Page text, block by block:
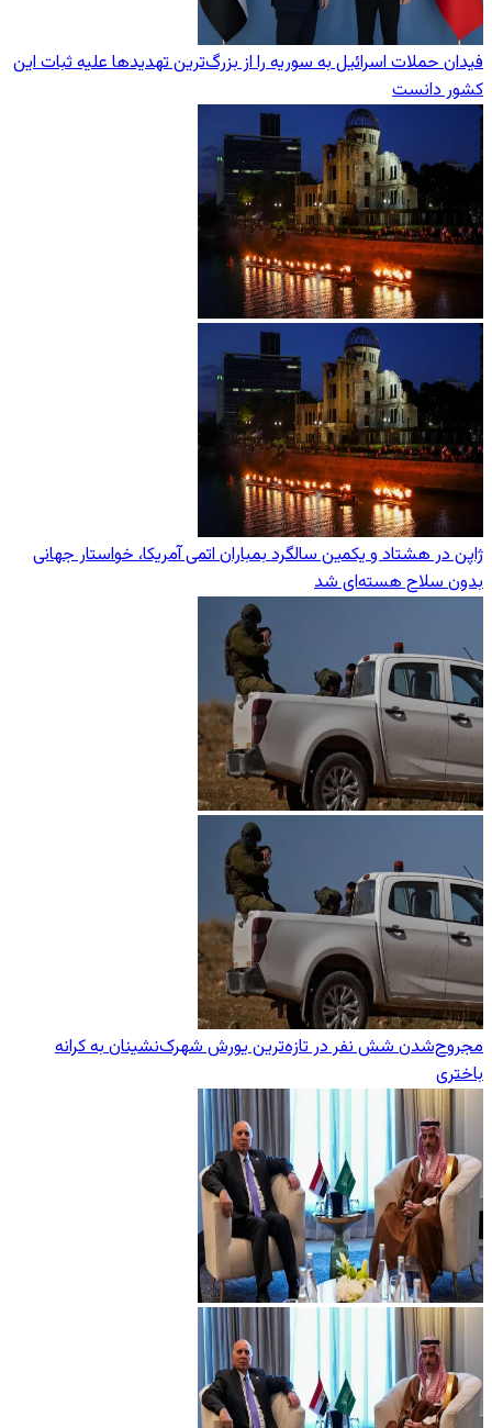
فیدان حملات اسرائیل به سوریه را از بزرگ‌ترین تهدیدها علیه ثبات این
کشور دانست
ژاپن در هشتاد و یکمین سالگرد بمباران اتمی آمریکا، خواستار جهانی
بدون سلاح هسته‌ای شد
مجروح‌شدن شش نفر در تازه‌‌ترین یورش‌ شهرک‌نشینان به کرانه
باختری